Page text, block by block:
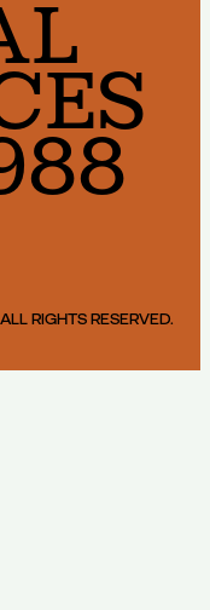
RIGHTS RESERVED.